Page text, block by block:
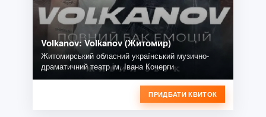
Volkanov: Volkanov (Житомир)
Житомирський обласний український музично-
драматичний театр ім. Івана Кочерги
ПРИДБАТИ КВИТОК